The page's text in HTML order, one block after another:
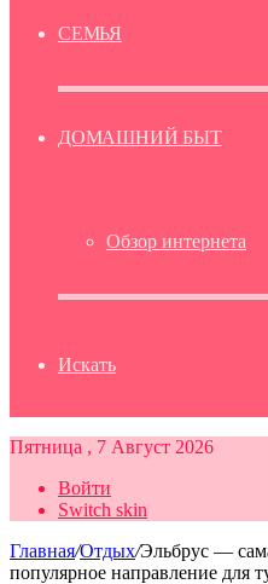
СЕМЬЯ
ДОМАШНИЙ БЫТ
Обзор интернета
Искать
Пятница , 7 Август 2026
Войти
Switch skin
Главная/Отдых/Эльбрус —
популярное направление для